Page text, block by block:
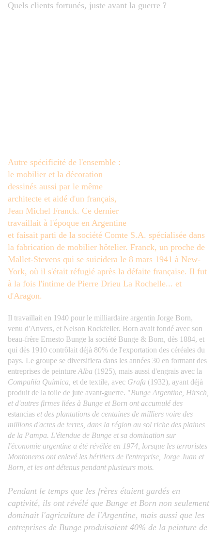
Quels clients fortunés, juste avant la guerre ?
Autre spécificité de l'ensemble :
le mobilier et la décoration
dessinés aussi par le même
architecte et aidé d'un français,
Jean Michel Franck. Ce dernier
travaillait à l'époque en Argentine
et faisait parti de la société Comte S.A. spécialisée dans
la fabrication de mobilier hôtelier. Franck, un proche de
Mallet-Stevens qui se suicidera le 8 mars 1941 à New-
York, où il s'était réfugié après la défaite française. Il fut
à la fois l'intime de Pierre Drieu La Rochelle... et
d'Aragon.
Il travaillait en 1940 pour le milliardaire argentin Jorge Born,
venu d'Anvers, et Nelson Rockfeller. Born avait fondé avec son
beau-frère Ernesto Bunge la société Bunge & Born, dès 1884, et
qui dès 1910 contrôlait déjà 80% de l'exportation des céréales du
pays. Le groupe se diversifiera dans les années 30 en formant des
entreprises de peinture Alba (1925), mais aussi d'engrais avec la
Compañía Química, et de textile, avec Grafa (1932), ayant déjà
produit de la toile de jute avant-guerre. "Bunge Argentine, Hirsch,
et d'autres firmes liées à Bunge et Born ont accumulé des
estancias et des plantations de centaines de milliers voire des
millions d'acres de terres, dans la région au sol riche des plaines
de la Pampa. L'étendue de Bunge et sa domination sur
l'économie argentine a été révélée en 1974, lorsque les terroristes
Montoneros ont enlevé les héritiers de l'entreprise, Jorge Juan et
Born, et les ont détenus pendant plusieurs mois.
Pendant le temps que les frères étaient gardés en
captivité, ils ont révélé que Bunge et Born non seulement
dominait l'agriculture de l'Argentine, mais aussi que les
entreprises de Bunge produisaient 40% de la peinture de